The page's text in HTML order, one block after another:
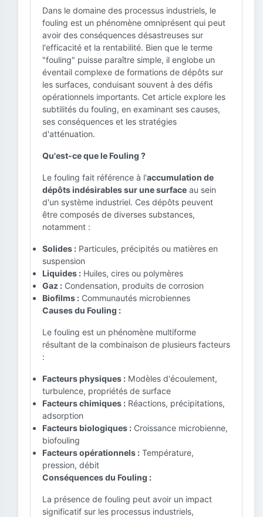
Dans le domaine des processus industriels, le
fouling est un phénomène omniprésent qui peut
avoir des conséquences désastreuses sur
l'efficacité et la rentabilité. Bien que le terme
"fouling" puisse paraître simple, il englobe un
éventail complexe de formations de dépôts sur
les surfaces, conduisant souvent à des défis
opérationnels importants. Cet article explore les
subtilités du fouling, en examinant ses causes,
ses conséquences et les stratégies
d'atténuation.
Qu'est-ce que le Fouling ?
Le fouling fait référence à l'accumulation de
dépôts indésirables sur une surface au sein
d'un système industriel. Ces dépôts peuvent
être composés de diverses substances,
notamment :
Solides : Particules, précipités ou matières en
suspension
Liquides : Huiles, cires ou polymères
Gaz : Condensation, produits de corrosion
Biofilms : Communautés microbiennes
Causes du Fouling :
Le fouling est un phénomène multiforme
résultant de la combinaison de plusieurs facteurs
:
Facteurs physiques : Modèles d'écoulement,
turbulence, propriétés de surface
Facteurs chimiques : Réactions, précipitations,
adsorption
Facteurs biologiques : Croissance microbienne,
biofouling
Facteurs opérationnels : Température,
pression, débit
Conséquences du Fouling :
La présence de fouling peut avoir un impact
significatif sur les processus industriels,